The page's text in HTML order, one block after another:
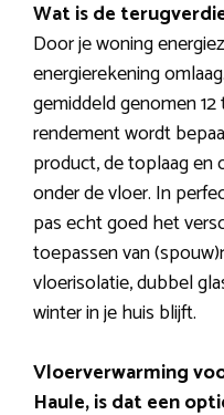
Wat is de
Door je woning
energierekening
gemiddeld genomen
rendement wordt
product, de toplaag
onder de vloer. In
pas echt goed het
toepassen van
vloerisolatie, dubbel
winter in je huis blijft.
Vloerverwarming
Haule, is dat een